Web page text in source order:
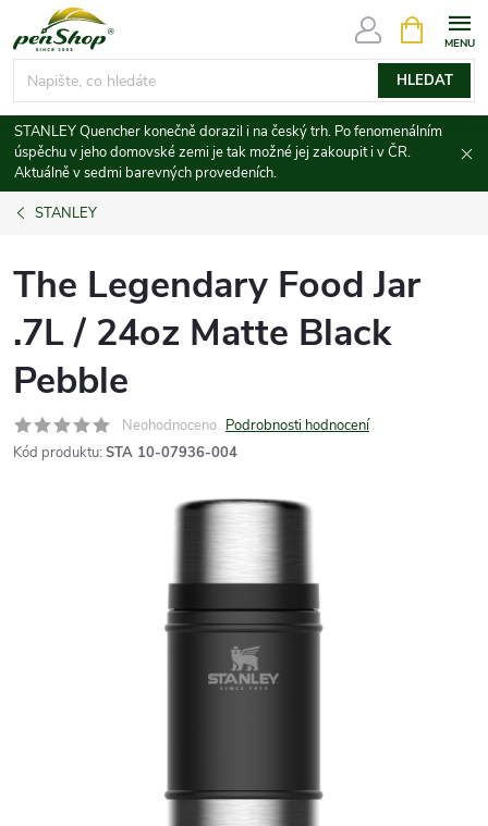
na
obsah
HLEDAT
NÁKUPNÍ
KOŠÍK
STANLEY Quencher konečně dorazil i na český trh. Po fenomenálním
úspěchu v jeho domovské zemi je tak možné jej zakoupit i v ČR.
Aktuálně v sedmi barevných provedeních.
STANLEY
The Legendary Food Jar
.7L / 24oz Matte Black
Pebble
Neohodnoceno Podrobnosti hodnocení
Kód produktu: STA 10-07936-004